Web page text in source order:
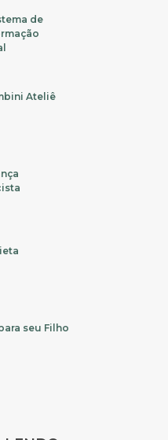
de
Ateliê
seu Filho